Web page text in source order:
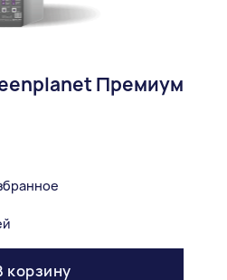
Премиум
корзину